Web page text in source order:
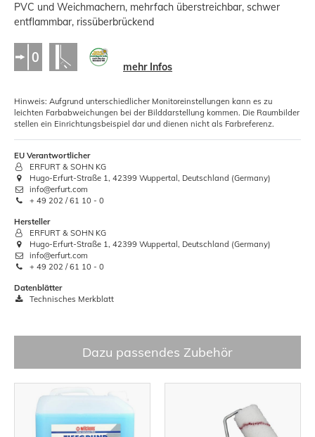
PVC und Weichmachern, mehrfach überstreichbar, schwer
entflammbar, rissüberbrückend
mehr Infos
Hinweis: Aufgrund unterschiedlicher Monitoreinstellungen kann es zu
leichten Farbabweichungen bei der Bilddarstellung kommen. Die Raumbilder
stellen ein Einrichtungsbeispiel dar und dienen nicht als Farbreferenz.
EU Verantwortlicher
ERFURT & SOHN KG
Hugo-Erfurt-Straße 1, 42399 Wuppertal, Deutschland (Germany)
info@erfurt.com
+ 49 202 / 61 10 - 0
Hersteller
ERFURT & SOHN KG
Hugo-Erfurt-Straße 1, 42399 Wuppertal, Deutschland (Germany)
info@erfurt.com
+ 49 202 / 61 10 - 0
Datenblätter
Technisches Merkblatt
Dazu passendes Zubehör